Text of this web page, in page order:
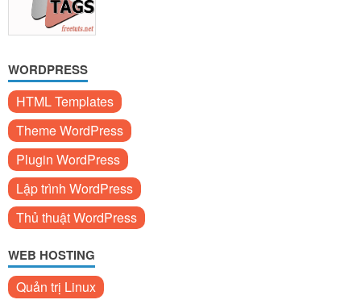
WORDPRESS
HTML Templates
Theme WordPress
Plugin WordPress
Lập trình WordPress
Thủ thuật WordPress
WEB HOSTING
Quản trị Linux